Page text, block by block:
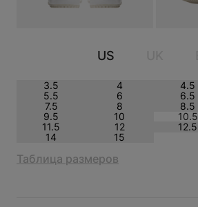
US
3.5 4 4.5
5.5
6 6.5
7.5
8 8.5
9.5
10 10.5
11.5
12 12.5
14
15
Таблица размеров
NIKE SB DUNK HIGH WALK THE